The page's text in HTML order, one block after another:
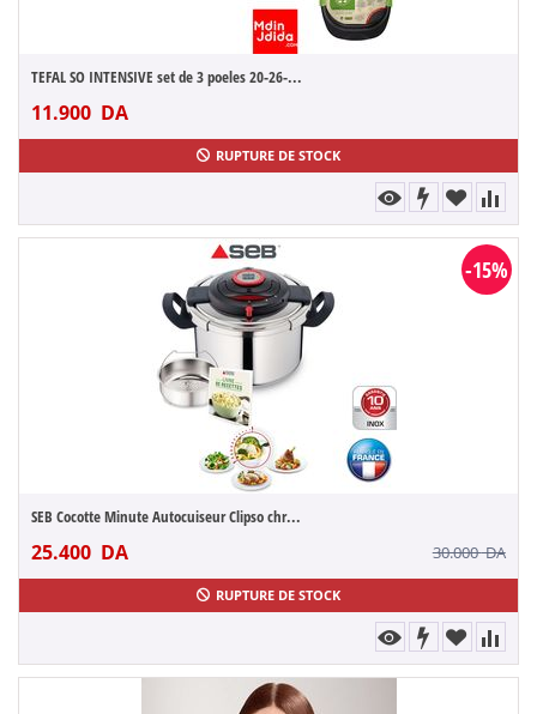
TEFAL SO INTENSIVE set de 3 poeles 20-26-...
11.900 DA
RUPTURE DE STOCK
-15%
SEB Cocotte Minute Autocuiseur Clipso chr...
25.400 DA 30.000DA
RUPTURE DE STOCK